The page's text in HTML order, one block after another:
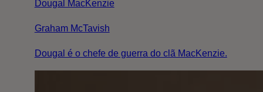
Dougal MacKenzie
Graham McTavish
Dougal é o chefe de guerra do clã MacKenzie.